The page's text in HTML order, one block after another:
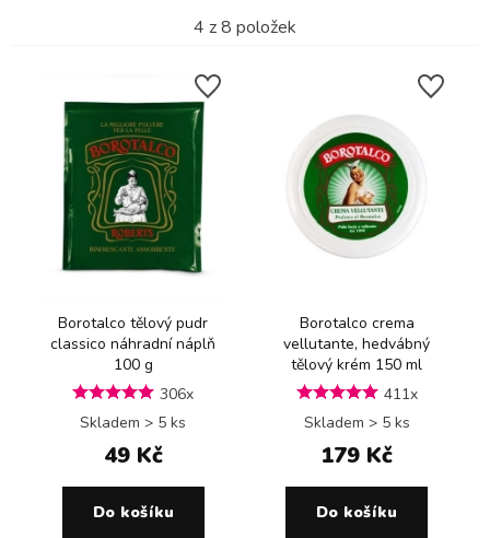
4 z8 položek
Borotalco tělový pudr
classico náhradní náplň
100 g
306x
Skladem > 5 ks
49 Kč
Do košíku
Borotalco crema
vellutante, hedvábný
tělový krém 150 ml
411x
Skladem > 5 ks
179 Kč
Do košíku